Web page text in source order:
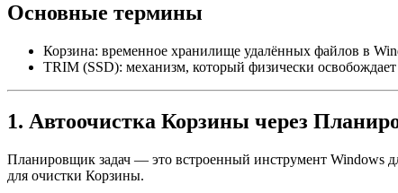
Основные термины
Корзина: временное хранилище удалённых файлов в
TRIM (SSD): механизм, который физически
1. Автоочистка Корзины через
Планировщик задач — это встроенный инструмент Windows
для очистки Корзины.